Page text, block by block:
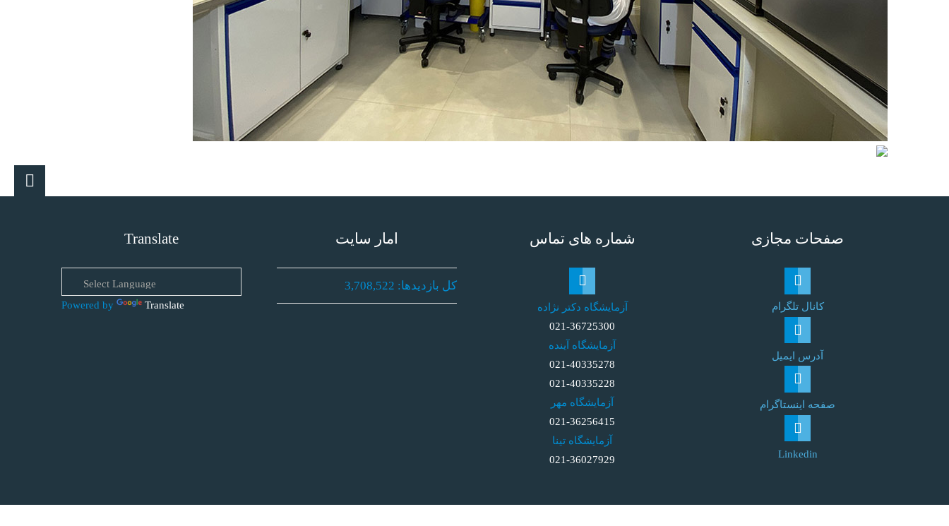
صفحات مجازی
کانال تلگرام
آدرس ایمیل
صفحه اینستاگرام
Linkedin
شماره های تماس
آزمایشگاه دکتر نژاده
021-36725300
آزمایشگاه آینده
021-40335278
021-40335228
آزمایشگاه مهر
021-36256415
آزمایشگاه تینا
021-36027929
آمار سایت
کل بازدیدها: 3,708,522
Translate
Powered by Translate